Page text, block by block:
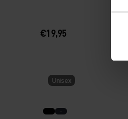
€19,95
Unisex